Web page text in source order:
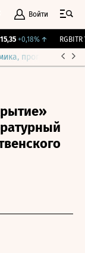
Войти
+0,18%↑ RGBITR
прогнозы